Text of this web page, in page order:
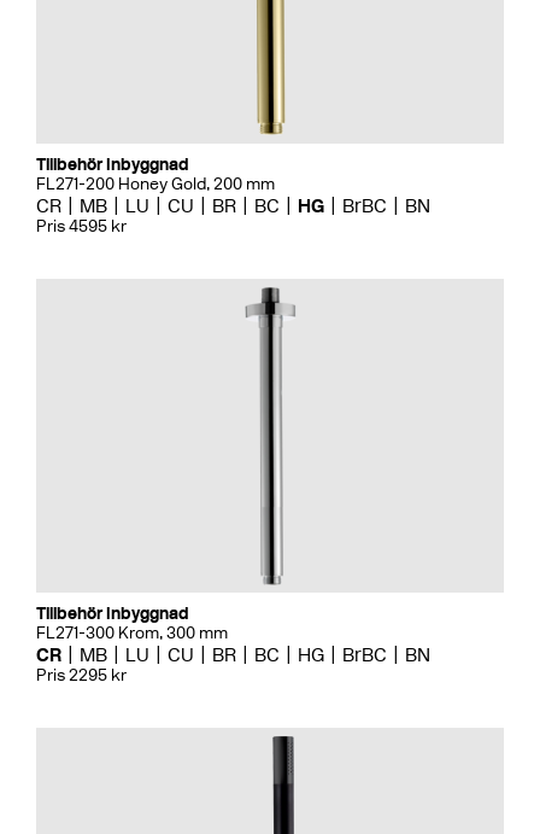
Tillbehör Inbyggnad
FL271-200 Honey Gold, 200 mm
CR MB LU CU BR BC HG BrBC BN
Pris 4595 kr
Tillbehör Inbyggnad
FL271-300 Krom, 300 mm
CR MB LU CU BR BC HG BrBC BN
Pris 2295 kr